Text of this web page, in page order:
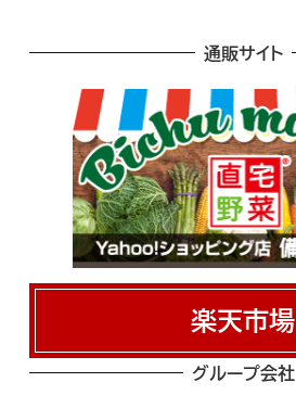
通販サイト
楽天市場
グループ会社